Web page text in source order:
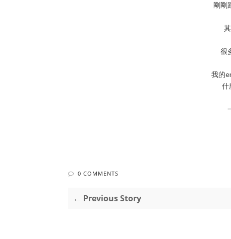
剛剛
很
我的
什
0 COMMENTS
← Previous Story